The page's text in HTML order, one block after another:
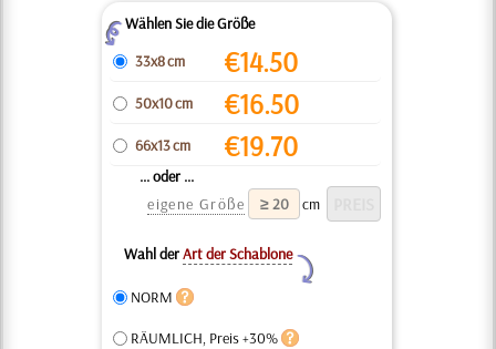
ZWählen Sie die Größe
33x8 cm
€14.50
50x10 cm €16.50
66x13 cm €19.70
... oder ...
eigene Größe
cm
Wahl derArt der Schablone
Y
NORM
RÄUMLICH, Preis +30%